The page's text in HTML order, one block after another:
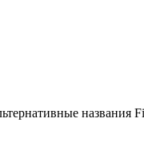
названия